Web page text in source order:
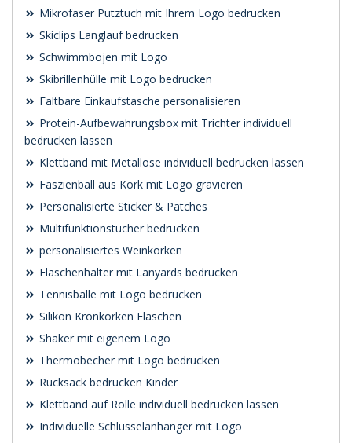
Mikrofaser Putztuch mit Ihrem Logo bedrucken
Skiclips Langlauf bedrucken
Schwimmbojen mit Logo
Skibrillenhülle mit Logo bedrucken
Faltbare Einkaufstasche personalisieren
Protein-Aufbewahrungsbox mit Trichter individuell
bedrucken lassen
Klettband mit Metallöse individuell bedrucken lassen
Faszienball aus Kork mit Logo gravieren
Personalisierte Sticker & Patches
Multifunktionstücher bedrucken
personalisiertes Weinkorken
Flaschenhalter mit Lanyards bedrucken
Tennisbälle mit Logo bedrucken
Silikon Kronkorken Flaschen
Shaker mit eigenem Logo
Thermobecher mit Logo bedrucken
Rucksack bedrucken Kinder
Klettband auf Rolle individuell bedrucken lassen
Individuelle Schlüsselanhänger mit Logo